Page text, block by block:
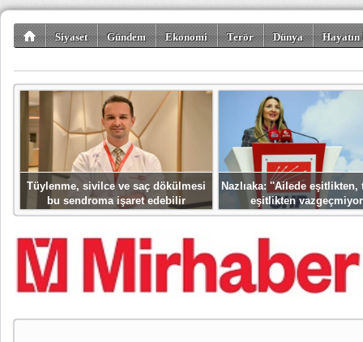
Siyaset Gündem Ekonomi Terör Dünya
Tüylenme, sivilce ve saç dökülmesi
bu sendroma işaret edebilir
Nazlıaka: ''Ailede eşitlikten,
eşitlikten